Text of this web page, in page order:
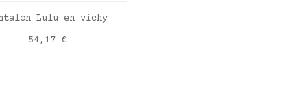
AJOUTER AU PANIER
Lulu en vichy
Prix
54,17 €